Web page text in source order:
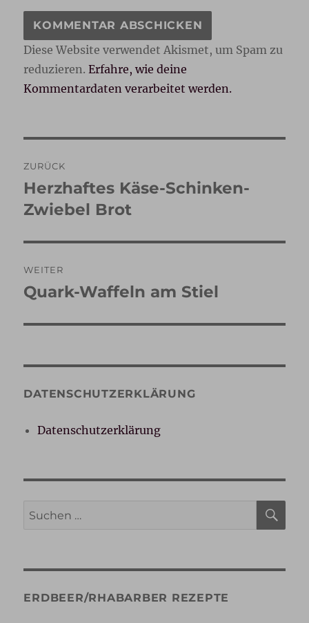
Diese Website verwendet Akismet, um Spam zu
reduzieren.Erfahre, wie deine
Kommentardaten verarbeitet werden.
ZURÜCK
Vorheriger
Beitrag:
Herzhaftes Käse-Schinken-
Zwiebel Brot
WEITER
Nächster
Quark-Waffeln am Stiel
DATENSCHUTZERKLÄRUNG
Datenschutzerklärung
Suche
ERDBEER/RHABARBER REZEPTE